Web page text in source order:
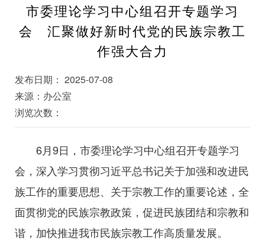
市委理论学习中心组召开专题学习
会 汇聚做好新时代党的民族宗教工
作强大合力
发布日期： 2025-07-08
来源：办公室
浏览次数：
6月9日，市委理论学习中心组召开专题学习
会，深入学习贯彻习近平总书记关于加强和改进民
族工作的重要思想、关于宗教工作的重要论述，全
面贯彻党的民族宗教政策，促进民族团结和宗教和
谐，加快推进我市民族宗教工作高质量发展。